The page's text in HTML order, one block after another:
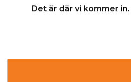
Det är där vi kommer in.